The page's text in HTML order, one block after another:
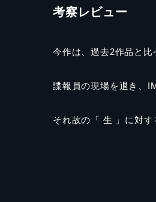
考察レビュー
今作は、過去2作品と比
諜報員の現場を退き、
それ故の「 生 」に対す